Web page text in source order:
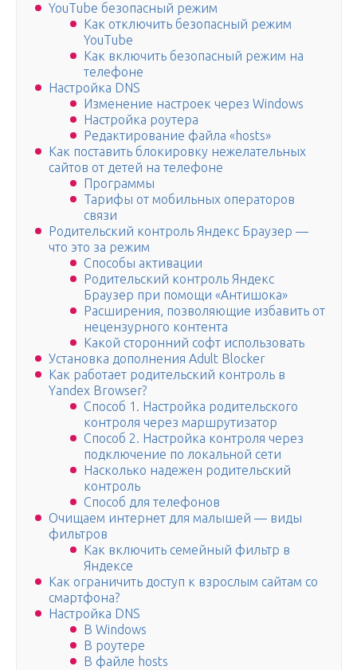
YouTube безопасный режим
Как отключить безопасный режим
YouTube
Как включить безопасный режим на
телефоне
Настройка DNS
Изменение настроек через Windows
Настройка роутера
Редактирование файла «hosts»
Как поставить блокировку нежелательных
сайтов от детей на телефоне
Программы
Тарифы от мобильных операторов
связи
Родительский контроль Яндекс Браузер —
что это за режим
Способы активации
Родительский контроль Яндекс
Браузер при помощи «Антишока»
Расширения, позволяющие избавить от
нецензурного контента
Какой сторонний софт использовать
Установка дополнения Adult Blocker
Как работает родительский контроль в
Yandex Browser?
Способ 1. Настройка родительского
контроля через маршрутизатор
Способ 2. Настройка контроля через
подключение по локальной сети
Насколько надежен родительский
контроль
Способ для телефонов
Очищаем интернет для малышей — виды
фильтров
Как включить семейный фильтр в
Яндексе
Как ограничить доступ к взрослым сайтам со
смартфона?
Настройка DNS
В Windows
В роутере
В файле hosts